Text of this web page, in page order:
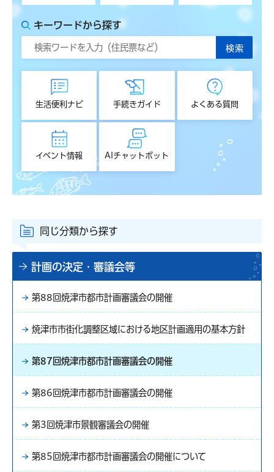
キーワードから探す
生活便利ナビ 手続きガイド よくある質問
イベント情報 AIチャットボット
同じ分類から探す
計画の決定・審議会等
第88回焼津市都市計画審議会の開催
焼津市市街化調整区域における地区計画適用の基本方針
第87回焼津市都市計画審議会の開催
第86回焼津市都市計画審議会の開催
第3回焼津市景観審議会の開催
第85回焼津市都市計画審議会の開催について